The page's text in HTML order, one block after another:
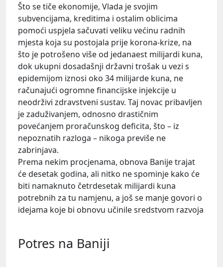
Što se tiče ekonomije, Vlada je svojim
subvencijama, kreditima i ostalim oblicima
pomoći uspjela sačuvati veliku većinu radnih
mjesta koja su postojala prije korona-krize, na
što je potrošeno više od jedanaest milijardi kuna,
dok ukupni dosadašnji državni trošak u vezi s
epidemijom iznosi oko 34 milijarde kuna, ne
računajući ogromne financijske injekcije u
neodrživi zdravstveni sustav. Taj novac pribavljen
je zaduživanjem, odnosno drastičnim
povećanjem proračunskog deficita, što – iz
nepoznatih razloga – nikoga previše ne
zabrinjava.
Prema nekim procjenama, obnova Banije trajat
će desetak godina, ali nitko ne spominje kako će
biti namaknuto četrdesetak milijardi kuna
potrebnih za tu namjenu, a još se manje govori o
idejama koje bi obnovu učinile sredstvom razvoja
Potres na Baniji